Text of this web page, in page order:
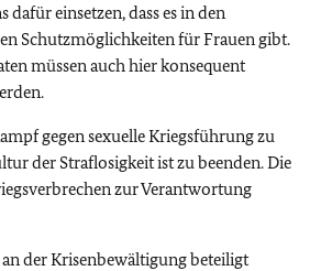
dafür einsetzen, dass es in den
Schutzmöglichkeiten für Frauen gibt.
müssen auch hier konsequent
gegen sexuelle Kriegsführung zu
der Straflosigkeit ist zu beenden. Die
zur Verantwortung
der Krisenbewältigung beteiligt